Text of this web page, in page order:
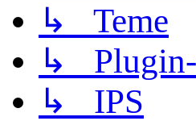
↳ Teme
↳
↳ IPS